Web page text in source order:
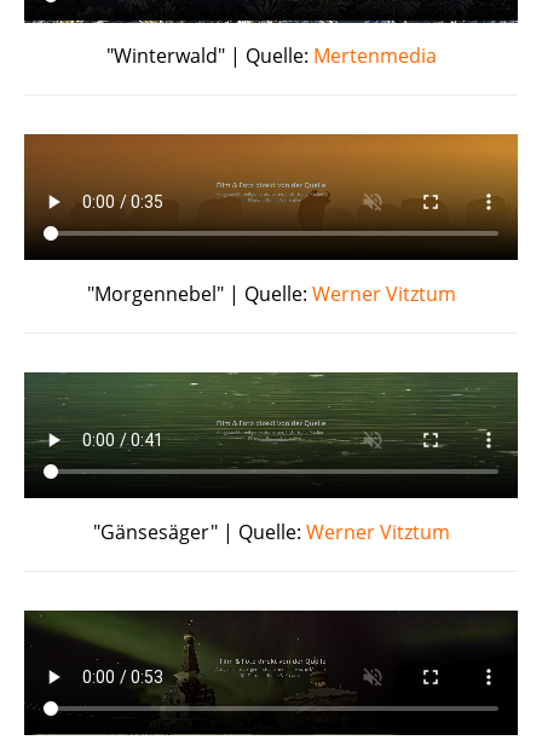
"Winterwald" | Quelle: Mertenmedia
"Morgennebel" | Quelle: Werner Vitztum
"Gänsesäger" | Quelle: Werner Vitztum